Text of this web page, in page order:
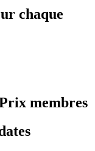
chaque
membres